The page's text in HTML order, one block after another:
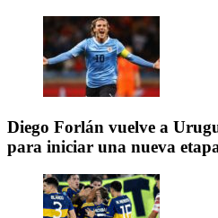
Diego Forlán vuelve a
para iniciar una nueva